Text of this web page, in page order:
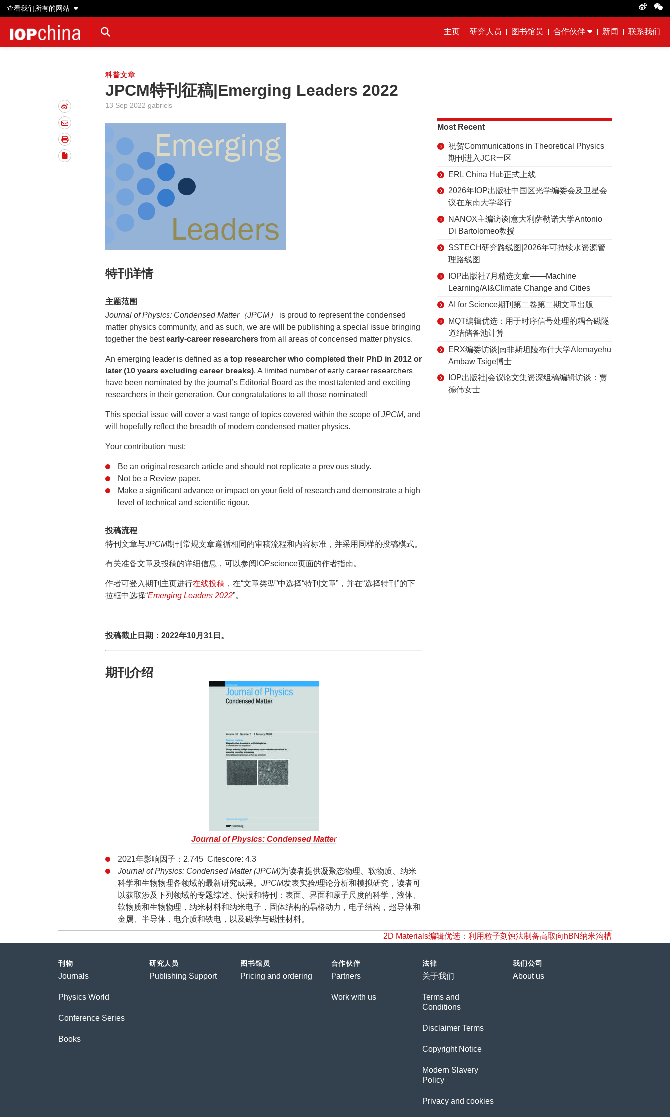
查看我们所有的网站
主页 研究人员 图书馆员 合作伙伴 新闻 联系我们
科普文章
JPCM特刊征稿|Emerging Leaders 2022
13 Sep 2022 gabriels
特刊详情
主题范围
Journal of Physics: Condensed Matter（JPCM）
is proud to represent the condensed
matter physics community, and as such, we are will be publishing a special issue bringing
together the bestearly-career researchers from all areas of condensed matter physics.
An emerging leader is defined as a top researcher who completed their PhD in 2012 or
later (10 years excluding career breaks). A limited number of early career researchers
have been nominated by the journal’s Editorial Board as the most talented and exciting
researchers in their generation. Our congratulations to all those nominated!
This special issue will cover a vast range of topics covered within the scope ofJPCM, and
will hopefully reflect the breadth of modern condensed matter physics.
Your contribution must:
Be an original research article and should not replicate a previous study.
Not be a Review paper.
Make a significant advance or impact on your field of research and demonstrate a high
level of technical and scientific rigour.
投稿流程
特刊文章与JPCM期刊常规文章遵循相同的审稿流程和内容标准，并采用同样的投稿模式。
有关准备文章及投稿的详细信息，可以参阅IOPscience页面的作者指南。
作者可登入期刊主页进行在线投稿 ，在“文章类型”中选择“特刊文章”，并在“选择特刊”的下
拉框中选择“Emerging Leaders 2022”。
投稿截止日期：2022年10月31日。
期刊介绍
Journal of Physics: Condensed Matter
2021年影响因子：2.745 Citescore: 4.3
Journal of Physics: Condensed Matter (JPCM)为读者提供凝聚态物理、软物质、纳米
科学和生物物理各领域的最新研究成果。 JPCM发表实验/理论分析和模拟研究，读者可
以获取涉及下列领域的专题综述、快报和特刊：表面、界面和原子尺度的科学，液体、
软物质和生物物理，纳米材料和纳米电子，固体结构的晶格动力，电子结构，超导体和
金属、半导体，电介质和铁电，以及磁学与磁性材料。
Most Recent
祝贺Communications in Theoretical Physics
期刊进入JCR一区
ERL China Hub正式上线
2026年IOP出版社中国区光学编委会及卫星会
议在东南大学举行
NANOX主编访谈|意大利萨勒诺大学Antonio
Di Bartolomeo教授
SSTECH研究路线图|2026年可持续水资源管
理路线图
IOP出版社7月精选文章——Machine
Learning/AI&Climate Change and Cities
AI for Science期刊第二卷第二期文章出版
MQT编辑优选：用于时序信号处理的耦合磁隧
道结储备池计算
ERX编委访谈|南非斯坦陵布什大学Alemayehu
Ambaw Tsige博士
IOP出版社|会议论文集资深组稿编辑访谈：贾
德伟女士
2D Materials编辑优选：利用粒子刻蚀法制备高取向hBN纳米沟槽
刊物
Journals
Physics World
Conference Series
Books
研究人员
Publishing Support
图书馆员
Pricing and ordering
合作伙伴
Partners
Work with us
法律
关于我们
Terms and
Conditions
Disclaimer Terms
Copyright Notice
Modern Slavery
Policy
Privacy and cookies
我们公司
About us